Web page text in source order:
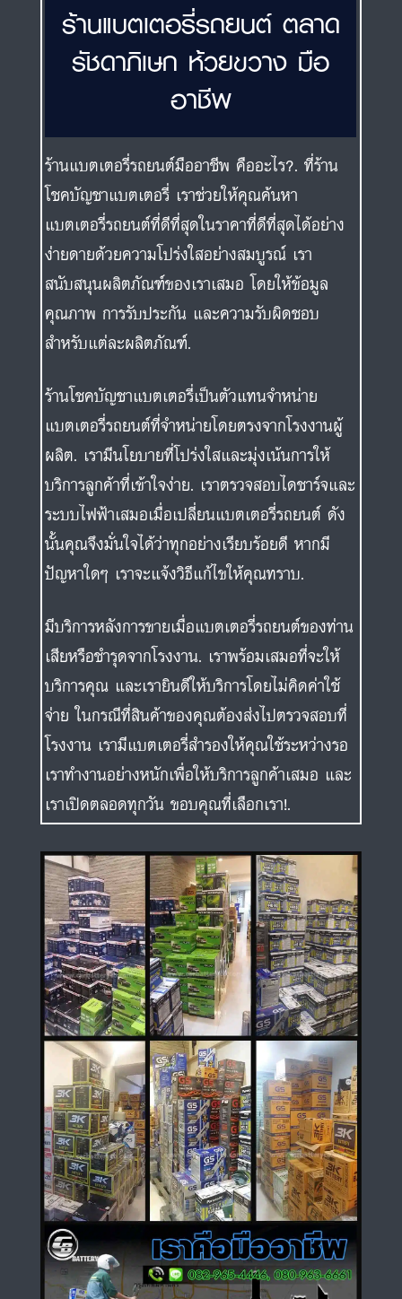
ร้านแบตเตอรี่รถยนต์ ตลาด
รัชดาภิเษก ห้วยขวาง มือ
อาชีพ
ร้านแบตเตอรี่รถยนต์มืออาชีพ คืออะไร?. ที่ร้าน
โชคบัญชาแบตเตอรี่ เราช่วยให้คุณค้นหา
แบตเตอรี่รถยนต์ที่ดีที่สุดในราคาที่ดีที่สุดได้อย่าง
ง่ายดายด้วยความโปร่งใสอย่างสมบูรณ์ เรา
สนับสนุนผลิตภัณฑ์ของเราเสมอ โดยให้ข้อมูล
คุณภาพ การรับประกัน และความรับผิดชอบ
สำหรับแต่ละผลิตภัณฑ์.
ร้านโชคบัญชาแบตเตอรี่เป็นตัวแทนจำหน่าย
แบตเตอรี่รถยนต์ที่จำหน่ายโดยตรงจากโรงงานผู้
ผลิต. เรามีนโยบายที่โปร่งใสและมุ่งเน้นการให้
บริการลูกค้าที่เข้าใจง่าย. เราตรวจสอบไดชาร์จและ
ระบบไฟฟ้าเสมอเมื่อเปลี่ยนแบตเตอรี่รถยนต์ ดัง
นั้นคุณจึงมั่นใจได้ว่าทุกอย่างเรียบร้อยดี หากมี
ปัญหาใดๆ เราจะแจ้งวิธีแก้ไขให้คุณทราบ.
มีบริการหลังการขายเมื่อแบตเตอรี่รถยนต์ของท่าน
เสียหรือชำรุดจากโรงงาน. เราพร้อมเสมอที่จะให้
บริการคุณ และเรายินดีให้บริการโดยไม่คิดค่าใช้
จ่าย ในกรณีที่สินค้าของคุณต้องส่งไปตรวจสอบที่
โรงงาน เรามีแบตเตอรี่สำรองให้คุณใช้ระหว่างรอ
เราทำงานอย่างหนักเพื่อให้บริการลูกค้าเสมอ และ
เราเปิดตลอดทุกวัน ขอบคุณที่เลือกเรา!.